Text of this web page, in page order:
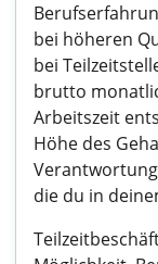
bei höheren
bei
brutto
Arbeitszeit
Höhe des
die du in